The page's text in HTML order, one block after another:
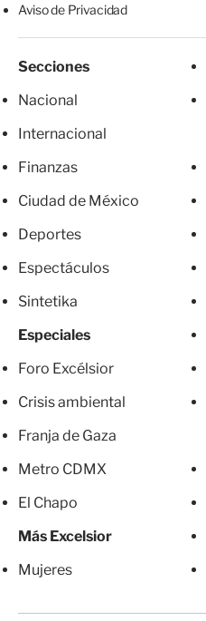
Aviso de Privacidad
Secciones
Nacional
Internacional
Finanzas
Ciudad de México
Deportes
Espectáculos
Sintetika
Especiales
Foro Excélsior
Crisis ambiental
Franja de Gaza
Metro CDMX
El Chapo
Más Excelsior
Mujeres